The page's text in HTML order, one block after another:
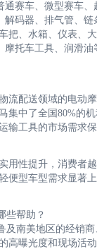
赛车、微型赛车
码器、排气管、
把、水箱、仪表、
摩托车工具、润滑油
流配送领域的电动
集中了全国80%的
输工具的市场需求
用性提升，消费者
便型车型需求显著
些帮助？
及南美地区的经销
高曝光度和现场活